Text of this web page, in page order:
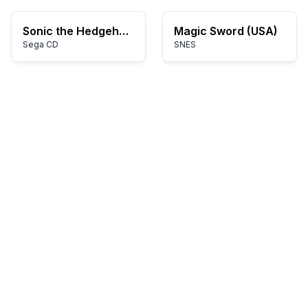
Sonic the Hedgehog Megamix 4.0b
Sega CD
Magic Sword (USA)
SNES